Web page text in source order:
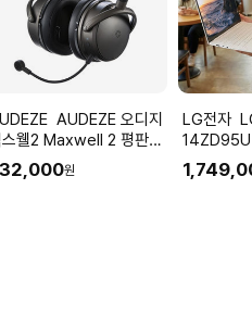
AUDEZE 오디지
스웰2 Maxwell 2 평판형
게이밍 헤드셋
용
원
LG전자 LG전자 그램14
노트북
곤포인트